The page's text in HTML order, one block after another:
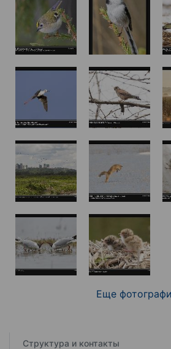
Еще
Структура и контакты